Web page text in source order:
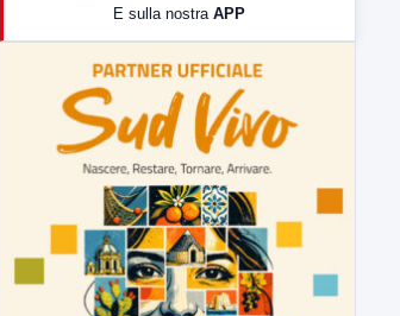
LabNews (replica)
E sulla nostra APP